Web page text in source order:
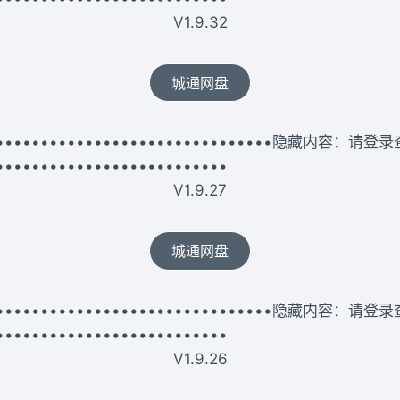
V1.9.32
城通网盘
隐藏内容：请登录
V1.9.27
城通网盘
隐藏内容：请登录
V1.9.26